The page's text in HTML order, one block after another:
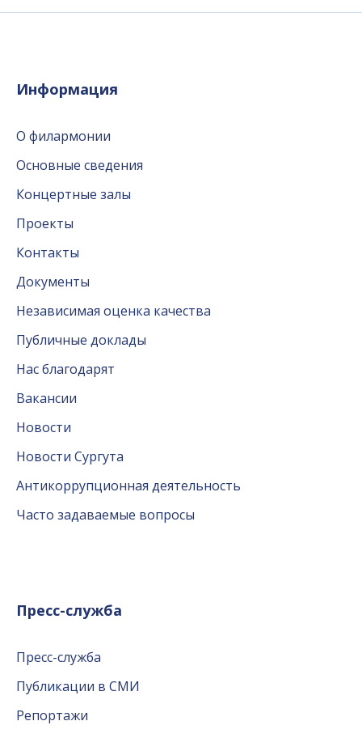
Информация
О филармонии
Основные сведения
Концертные залы
Проекты
Контакты
Документы
Независимая оценка качества
Публичные доклады
Нас благодарят
Вакансии
Новости
Новости Сургута
Антикоррупционная деятельность
Часто задаваемые вопросы
Пресс-служба
Пресс-служба
Публикации в СМИ
Репортажи